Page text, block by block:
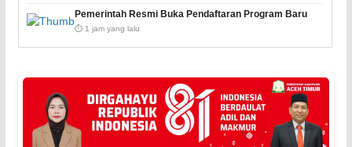
Pemerintah Resmi Buka Pendaftaran Program Baru
⏱️ 1 jam yang lalu